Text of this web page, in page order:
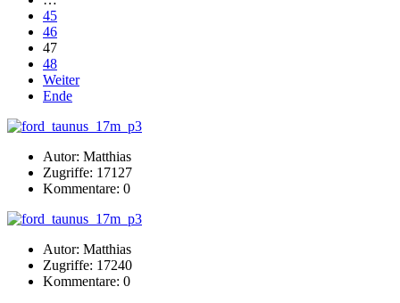
45
46
47
48
Weiter
Ende
Autor: Matthias
Zugriffe: 17127
Kommentare: 0
Autor: Matthias
Zugriffe: 17240
Kommentare: 0